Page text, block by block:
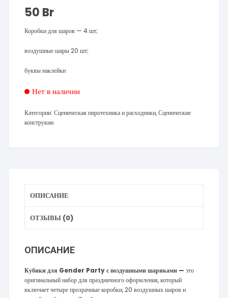
50 Br
Коробки для шаров — 4 шт;
воздушные шары 20 шт;
буквы наклейки
Нет в наличии
Категории:Сценическая пиротехника и расходники,Сценические
конструкии
ОПИСАНИЕ
ОТЗЫВЫ (0)
ОПИСАНИЕ
Кубики для Gender Party с воздушными шариками —это
оригинальный набор для праздничного оформления, который
включает четыре прозрачные коробки, 20 воздушных шаров и